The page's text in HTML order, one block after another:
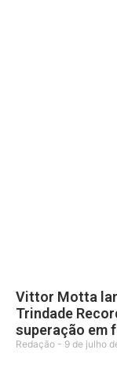
Vittor Motta
Trindade
superação em
Redação 9 de julho